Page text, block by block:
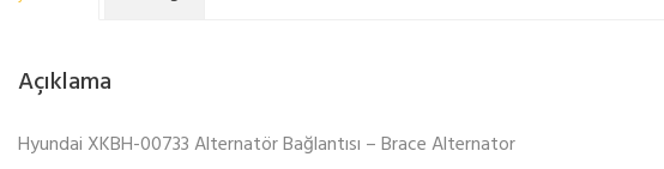
Açıklama
Hyundai XKBH-00733 Alternatör Bağlantısı – Brace Alternator